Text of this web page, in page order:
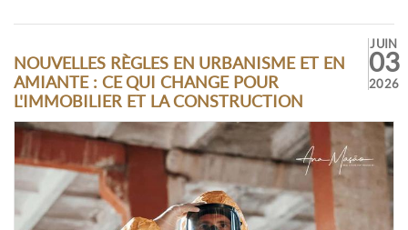
NOUVELLES RÈGLES EN URBANISME ET EN
AMIANTE : CE QUI CHANGE POUR
L'IMMOBILIER ET LA CONSTRUCTION
JUIN
03
2026